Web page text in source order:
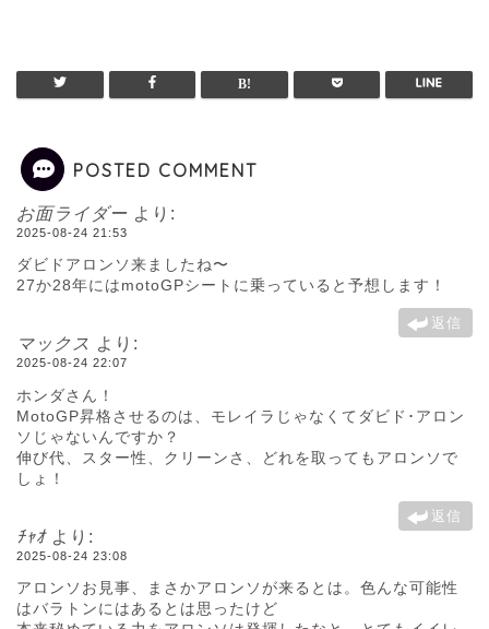
POSTED COMMENT
お面ライダー より:
2025-08-24 21:53
ダビドアロンソ来ましたね〜
27か28年にはmotoGPシートに乗っていると予想します！
返信
マックス より:
2025-08-24 22:07
ホンダさん！
MotoGP昇格させるのは、モレイラじゃなくてダビド･アロン
ソじゃないんですか？
伸び代、スター性、クリーンさ、どれを取ってもアロンソで
しょ！
返信
ﾁｬｵ より:
2025-08-24 23:08
アロンソお見事、まさかアロンソが来るとは。色んな可能性
はバラトンにはあるとは思ったけど